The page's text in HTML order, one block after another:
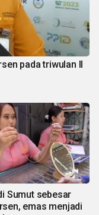
pada triwulan II
Sumut sebesar
emas menjadi